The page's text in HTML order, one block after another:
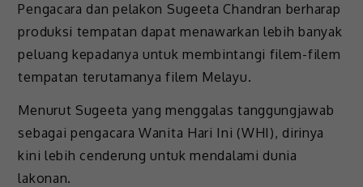
Pengacara dan pelakon Sugeeta Chandran berharap
produksi tempatan dapat menawarkan lebih banyak
peluang kepadanya untuk membintangi filem-filem
tempatan terutamanya filem Melayu.
Menurut Sugeeta yang menggalas tanggungjawab
sebagai pengacara Wanita Hari Ini (WHI), dirinya
kini lebih cenderung untuk mendalami dunia
lakonan.